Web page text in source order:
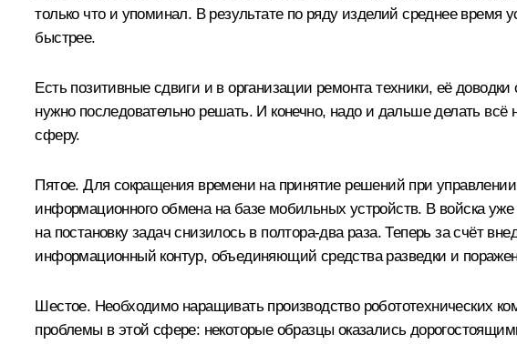
только что и упоминал. В результате по ряду изделий среднее время
быстрее.
Есть позитивные сдвиги и в организации ремонта техники, её
нужно последовательно решать. И конечно, надо и дальше делать
сферу.
Пятое. Для сокращения времени на принятие решений при
информационного обмена на базе мобильных устройств. В войска
на постановку задач снизилось в полтора-два раза. Теперь за счёт
информационный контур, объединяющий средства разведки и
Шестое. Необходимо наращивать производство робототехнических
проблемы в этой сфере: некоторые образцы оказались